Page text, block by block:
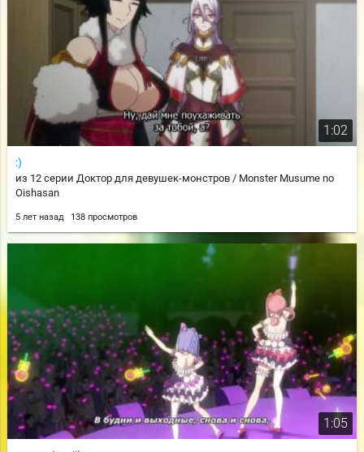
1:02
:)
из 12 серии Доктор для девушек-монстров / Monster Musume no
Oishasan
5 лет назад 138 просмотров
1:05